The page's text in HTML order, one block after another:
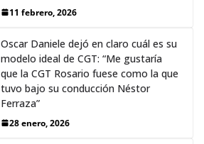
11 febrero, 2026
Oscar Daniele dejó en claro cuál es su
modelo ideal de CGT: “Me gustaría
que la CGT Rosario fuese como la que
tuvo bajo su conducción Néstor
Ferraza”
28 enero, 2026